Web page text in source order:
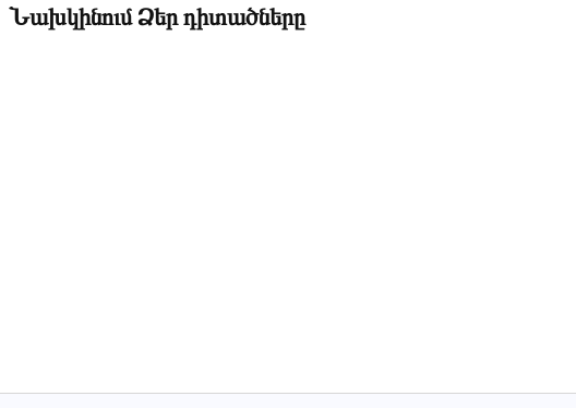
Նախկինում Ձեր դիտածները